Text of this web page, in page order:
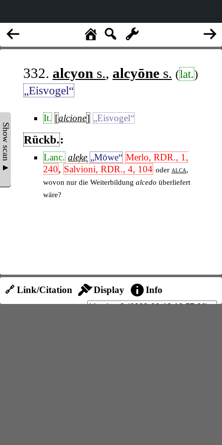
Show scan ▲
332. alcyon s., alcyōne s. (lat.)
„Eisvogel“
It. [alcione] „Eisvogel“
Rückb.:
Lanc. ale̥ke̥ „Möwe“ Merlo, RDR., 1,
240, Salvioni, RDR., 4, 104 oder alca,
wovon nur die Weiterbildung alcedo überliefert
wäre?
🔗 Link/Citation Display Info